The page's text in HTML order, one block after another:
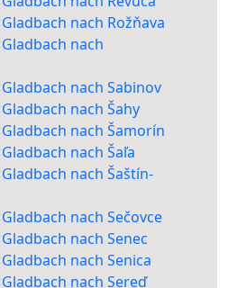
nach Rožňava
nach
nach Sabinov
nach Šahy
nach Šamorín
nach Šaľa
nach Šaštín-
nach Sečovce
nach Senec
nach Senica
nach Sereď